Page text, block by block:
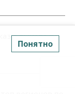
в вычете по
Понятно